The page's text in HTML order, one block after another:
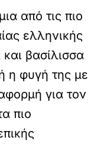
από τις πιο
ελληνικής
βασίλισσα
η φυγή της με
για τον
πιο